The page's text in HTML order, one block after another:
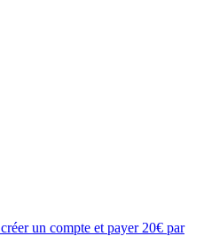
un compte et payer 20€ par